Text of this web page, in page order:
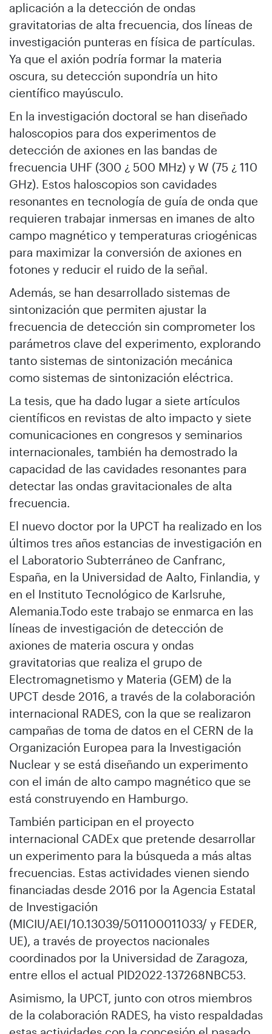
aplicación a la detección de ondas
gravitatorias de alta frecuencia, dos líneas de
investigación punteras en física de partículas.
Ya que el axión podría formar la materia
oscura, su detección supondría un hito
científico mayúsculo.
En la investigación doctoral se han diseñado
haloscopios para dos experimentos de
detección de axiones en las bandas de
frecuencia UHF (300 ¿ 500 MHz) y W (75 ¿ 110
GHz). Estos haloscopios son cavidades
resonantes en tecnología de guía de onda que
requieren trabajar inmersas en imanes de alto
campo magnético y temperaturas criogénicas
para maximizar la conversión de axiones en
fotones y reducir el ruido de la señal.
Además, se han desarrollado sistemas de
sintonización que permiten ajustar la
frecuencia de detección sin comprometer los
parámetros clave del experimento, explorando
tanto sistemas de sintonización mecánica
como sistemas de sintonización eléctrica.
La tesis, que ha dado lugar a siete artículos
científicos en revistas de alto impacto y siete
comunicaciones en congresos y seminarios
internacionales, también ha demostrado la
capacidad de las cavidades resonantes para
detectar las ondas gravitacionales de alta
frecuencia.
El nuevo doctor por la UPCT ha realizado en los
últimos tres años estancias de investigación en
el Laboratorio Subterráneo de Canfranc,
España, en la Universidad de Aalto, Finlandia, y
en el Instituto Tecnológico de Karlsruhe,
Alemania.Todo este trabajo se enmarca en las
líneas de investigación de detección de
axiones de materia oscura y ondas
gravitatorias que realiza el grupo de
Electromagnetismo y Materia (GEM) de la
UPCT desde 2016, a través de la colaboración
internacional RADES, con la que se realizaron
campañas de toma de datos en el CERN de la
Organización Europea para la Investigación
Nuclear y se está diseñando un experimento
con el imán de alto campo magnético que se
está construyendo en Hamburgo.
También participan en el proyecto
internacional CADEx que pretende desarrollar
un experimento para la búsqueda a más altas
frecuencias. Estas actividades vienen siendo
financiadas desde 2016 por la Agencia Estatal
de Investigación
(MICIU/AEI/10.13039/501100011033/ y FEDER,
UE), a través de proyectos nacionales
coordinados por la Universidad de Zaragoza,
entre ellos el actual PID2022-137268NBC53.
Asimismo, la UPCT, junto con otros miembros
de la colaboración RADES, ha visto respaldadas